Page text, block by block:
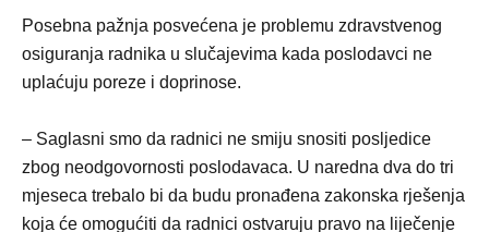
Posebna pažnja posvećena je problemu zdravstvenog
osiguranja radnika u slučajevima kada poslodavci ne
uplaćuju poreze i doprinose.
– Saglasni smo da radnici ne smiju snositi posljedice
zbog neodgovornosti poslodavaca. U naredna dva do tri
mjeseca trebalo bi da budu pronađena zakonska rješenja
koja će omogućiti da radnici ostvaruju pravo na liječenje